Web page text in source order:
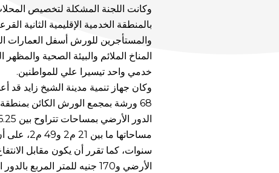
وكانت اللجنة المشكلة لتخصيص
بالمنطقة الخدمية الإقليمية الثانية
والمستأجرين للورش أسفل العمارات
المناخ الملائم والبيئة الصحية
خدمي واحد تيسيرا علي للمواطنين.
وكان جهاز تنمية مدينة الشيخ زايد قد
مساحاتها
الأرضي و170 جنيه للمتر